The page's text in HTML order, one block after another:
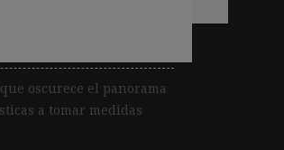
oscurece el panorama
a tomar medidas